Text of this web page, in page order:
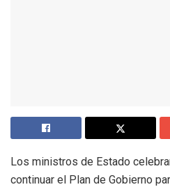
Los ministros de Estado
continuar el Plan de Gobierno